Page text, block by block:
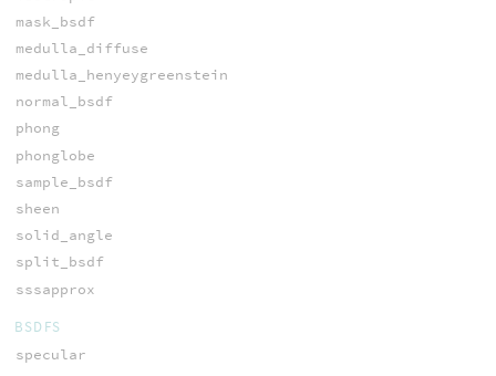
mask_bsdf
medulla_diffuse
medulla_henyeygreenstein
normal_bsdf
phong
phonglobe
sample_bsdf
sheen
solid_angle
split_bsdf
sssapprox
BSDFS
specular